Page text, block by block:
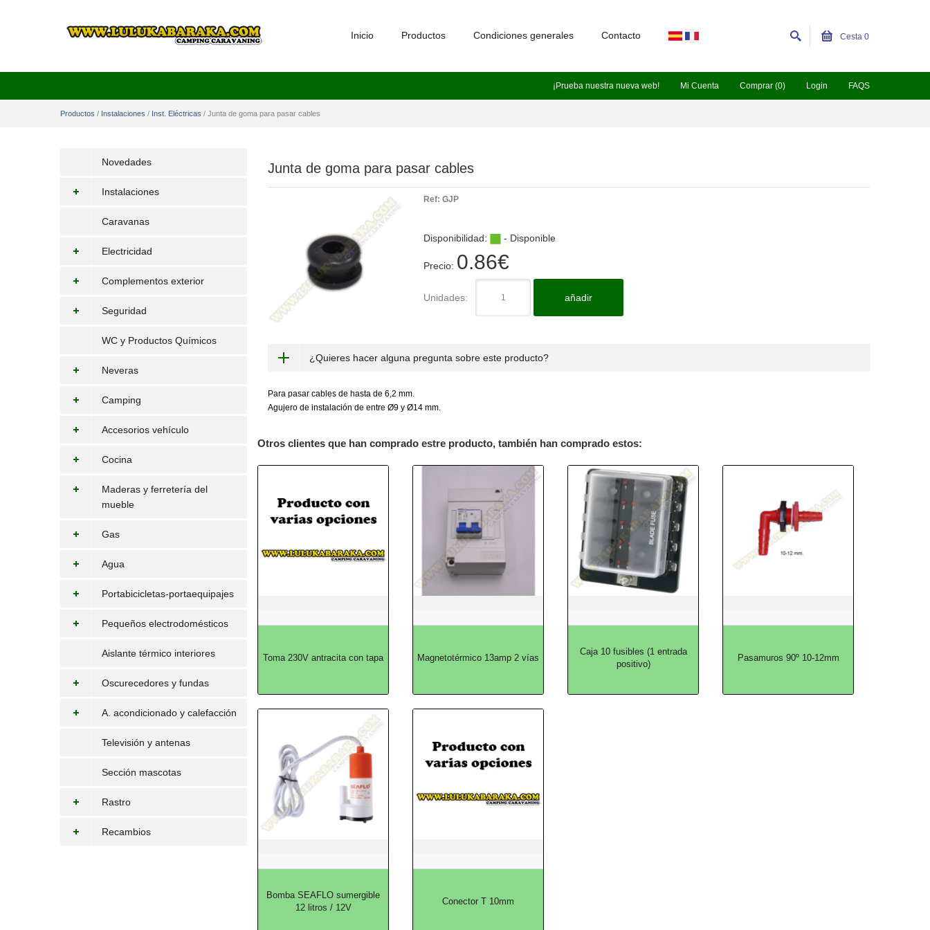
¡Prueba nuestra nueva web! Mi Cuenta Comprar (0) Login FAQS
Inicio Productos Condiciones generales Contacto Cesta 0
Productos / Instalaciones / Inst. Eléctricas / Junta de goma para pasar cables
Novedades
Instalaciones
Caravanas
Electricidad
Complementos exterior
Seguridad
WC y Productos Químicos
Neveras
Camping
Accesorios vehículo
Cocina
Maderas y ferretería del
mueble
Gas
Agua
Portabicicletas-portaequipajes
Pequeños electrodomésticos
Aislante térmico interiores
Oscurecedores y fundas
A. acondicionado y calefacción
Televisión y antenas
Sección mascotas
Rastro
Recambios
Junta de goma para pasar cables
Ref: GJP
Disponibilidad: - Disponible
Precio: 0.86€
Unidades: añadir
¿Quieres hacer alguna pregunta sobre este producto?
Para pasar cables de hasta de 6,2 mm.
Agujero de instalación de entre Ø9 y Ø14 mm.
Otros clientes que han comprado estre producto, también han comprado estos:
Toma 230V antracita con tapa Magnetotérmico 13amp 2 vías
Caja 10 fusibles (1 entrada
positivo)
Pasamuros 90º 10-12mm
Bomba SEAFLO sumergible
12 litros / 12V
Conector T 10mm